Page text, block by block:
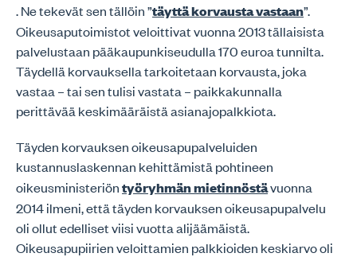
. Ne tekevät sen tällöin ”täyttä korvausta vastaan”.
Oikeusaputoimistot veloittivat vuonna 2013 tällaisista
palvelustaan pääkaupunkiseudulla 170 euroa tunnilta.
Täydellä korvauksella tarkoitetaan korvausta, joka
vastaa – tai sen tulisi vastata – paikkakunnalla
perittävää keskimääräistä asianajopalkkiota.
Täyden korvauksen oikeusapupalveluiden
kustannuslaskennan kehittämistä pohtineen
oikeusministeriöntyöryhmän mietinnöstävuonna
2014 ilmeni, että täyden korvauksen oikeusapupalvelu
oli ollut edelliset viisi vuotta alijäämäistä.
Oikeusapupiirien veloittamien palkkioiden keskiarvo oli